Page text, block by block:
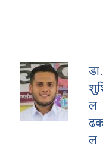
डा.
ल
ल